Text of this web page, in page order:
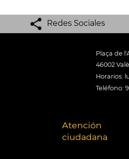
Redes Sociales
Plaça de
46002
Horarios:
Teléfono:
Atención
ciudadana